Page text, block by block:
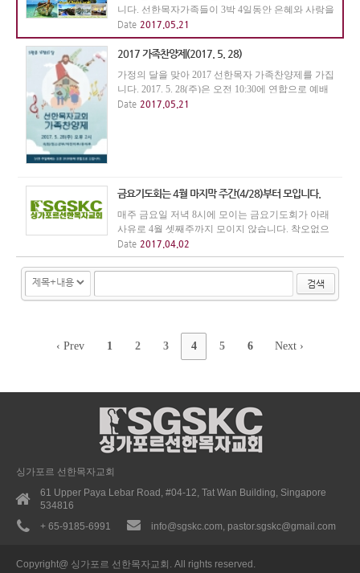
니다. 선한목자가족들이 3박 4일동안 은혜와 사랑을
교제를 나누고 아름다운 추억을 만드는 즐겁고 행복
한 시간이 되길 기대합니다. - 기간 : 2017. 6. 12(월) -
15(목) - 장소 : Beyond Resort Krabi - 참가...
Date 2017.05.21
2017 가족찬양제(2017. 5. 28)
가정의 달을 맞아 2017 선한목자 가족찬양제를 가집
니다. 2017. 5. 28(주)은 오전 10:30에 연합으로 예배
를 드리고, 오후 2시에 가족찬양제를 가집니다. 아름
Date 2017.05.21
금요기도회는 4월 마지막 주간(4/28)부터 모입니다.
매주 금요일 저녁 8시에 모이는 금요기도회가 아래
사유로 4월 셋째주까지 모이지 않습니다. 착오없으
시기 바랍니다. 4/7 - 담임자 부부 <중부연회 시니어
선교사 성지순례>에 참석 4/14 - 성금요일 한인연합
집회(저녁 7:30 / Singapore Bible College) 4/21 -...
Date 2017.04.02
검색
‹ Prev 1 2 3 4 5 6 Next ›
싱가포르 선한목자교회
61 Upper Paya Lebar Road, #04-12, Tat Wan Building, Singapore
534816
+ 65-9185-6991
info@sgskc.com, pastor.sgskc@gmail.com
Copyright@ 싱가포르 선한목자교회. All rights reserved.